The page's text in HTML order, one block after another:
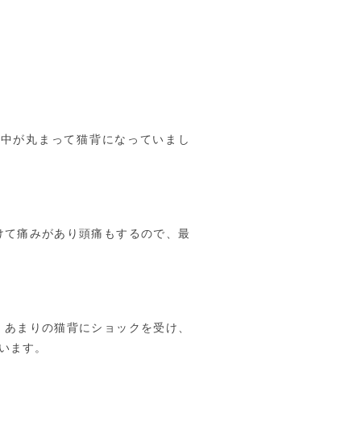
が丸まって猫背になっていまし
痛みがあり頭痛もするので、最
まりの猫背にショックを受け、
ます。